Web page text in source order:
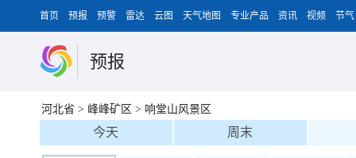
首页 预报 预警 雷达 云图 天气地图 专业产品 资讯 视频 节气
预报
河北省 > 峰峰矿区 > 响堂山风景区
今天 周末